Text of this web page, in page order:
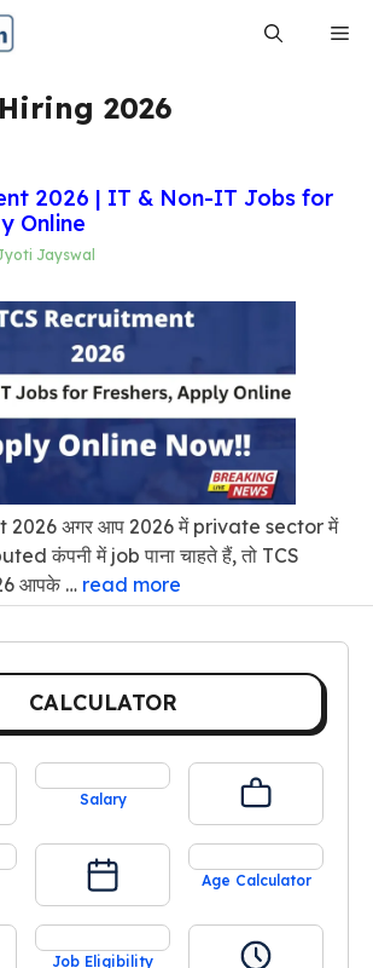
2026
2026 | IT & Non-IT Jobs for
Online
Jayswal
2026 अगर आप 2026 में private sector में
कंपनी में job पाना चाहते हैं, तो TCS
आपके … read more
CALCULATOR
Salary
Age Calculator
Job Eligibility